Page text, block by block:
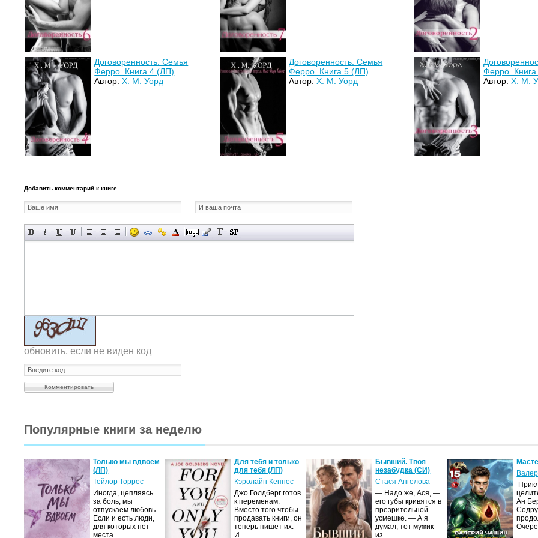
Договоренность: Семья
Ферро. Книга 4 (ЛП)
Автор:Х. М. Уорд
Договоренность: Семья
Ферро. Книга 5 (ЛП)
Автор:Х. М. Уорд
Ферро.
Автор:Х. М.
Добавить комментарий к книге
обновить, если не виден код
Популярные книги за неделю
Только мы вдвоем
(ЛП)
Тейлор Торрес
Иногда, цепляясь
за боль, мы
отпускаем любовь.
Если и есть люди,
для которых нет
места…
Для тебя и только
для тебя (ЛП)
Кэролайн Кепнес
Джо Голдберг готов
к переменам.
Вместо того чтобы
продавать книги, он
теперь пишет их.
И…
Бывший. Твоя
незабудка (СИ)
Стася Ангелова
— Надо же, Ася, —
его губы кривятся в
презрительной
усмешке. — А я
думал, тот мужик
из…
Ан